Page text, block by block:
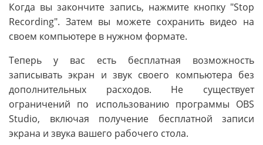
Когда вы закончите запись, нажмите кнопку "Stop
Recording". Затем вы можете сохранить видео на
своем компьютере в нужном формате.
Теперь у вас есть бесплатная возможность
записывать экран и звук своего компьютера без
дополнительных расходов. Не существует
ограничений по использованию программы OBS
Studio, включая получение бесплатной записи
экрана и звука вашего рабочего стола.